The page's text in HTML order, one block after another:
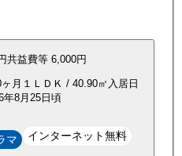
共益費等 6,000円
月 １ＬＤＫ / 40.90㎡ 入居日
年8月25日頃
マ インターネット無料